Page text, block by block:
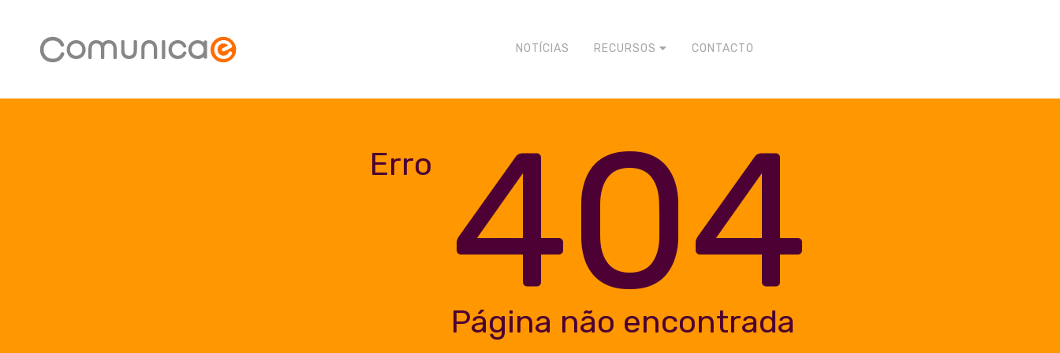
NOTÍCIAS RECURSOS CONTACTO
Erro 404
Página não encontrada